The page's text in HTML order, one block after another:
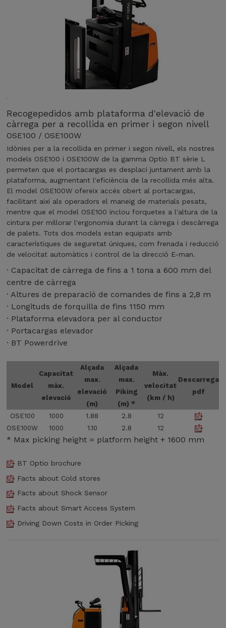
Recogepedidos amb plataforma d'elevació de
càrrega per a recollida en primer i segon nivell
OSE100 / OSE100W
Idònies per a la recollida en primer i segon nivell, els nostres
models OSE100 i OSE100W de la gamma Optio BT sèrie L
permeten que el portacargas es desplaci juntament amb la
plataforma, augmentant l'eficiència de la recollida més alta.
El model OSE100W ofereix accés obert al portacargas,
facilitant així als operadors el maneig de materials pesats,
mentre que el model OSE100 inclou forquetes a l'altura de la
cintura per millorar l'ergonomia durant la càrrega i descàrrega
de palets. Tots dos models estan equipats amb
característiques de seguretat úniques, com frenada i reducció
de velocitat automàtics i control de la direcció E-man.
· Capacitat de càrrega de fins a 1 tona a 600 mm del
centre de càrrega
· Altures de preparació de comandes de fins a 2,8 m
· Longituds de forquilla de fins 1150 mm
· Plataforma elevadora per al conductor
· Portacargas elevador
· BT Powerdrive
Model
Capacitat
màx.
elevació
Alçada
max.
elevació
(m)
Alçada
max.
Piking
(m) *
Màx.
velocitat
(km / h)
Descarrega
pdf
OSE100 1000 1.88 2.8
12
OSE100W
1000 1.10 2.8 12
* Max picking height = platform height + 1600 mm
BT Optio brochure
Facts about Cold stores
Facts about Shock Sensor
Facts about Smart Access System
Driving Down Costs in Order Picking
d
ò
n
i
e
s
p
e
r
a
l
a
r
e
o
l
l
i
m
r
s
e
o
n
n
i
v
l